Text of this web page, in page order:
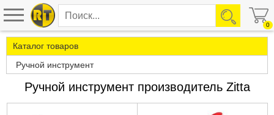
0
Каталог товаров
Ручной инструмент
Ручной инструмент производитель Zitta